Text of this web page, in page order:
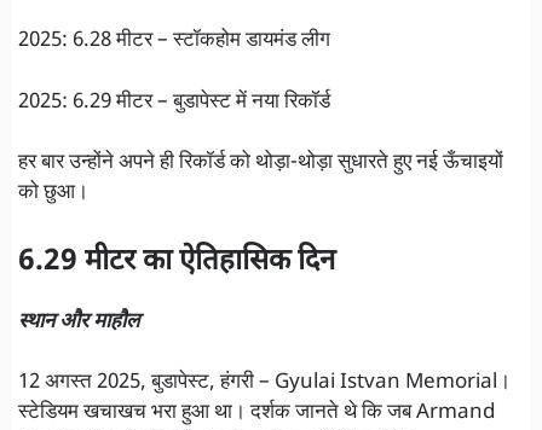
2025: 6.28 मीटर – स्टॉकहोम डायमंड लीग
2025: 6.29 मीटर – बुडापेस्ट में नया रिकॉर्ड
हर बार उन्होंने अपने ही रिकॉर्ड को थोड़ा-थोड़ा सुधारते हुए नई ऊँचाइयों
को छुआ।
6.29 मीटर का ऐतिहासिक दिन
स्थान और माहौल
12 अगस्त 2025, बुडापेस्ट, हंगरी – Gyulai Istvan Memorial।
स्टेडियम खचाखच भरा हुआ था। दर्शक जानते थे कि जब Armand